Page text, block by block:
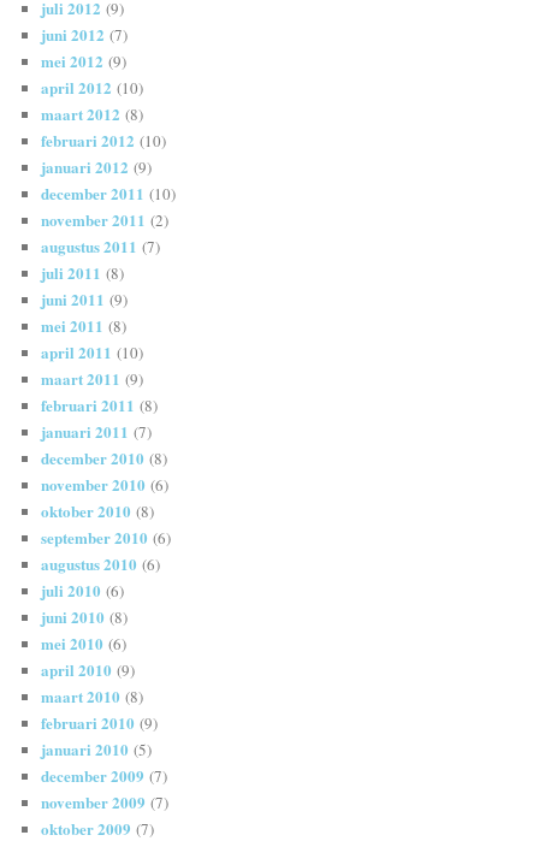
juli 2012 (9)
juni 2012 (7)
mei 2012 (9)
april 2012 (10)
maart 2012 (8)
februari 2012 (10)
januari 2012 (9)
december 2011 (10)
november 2011 (2)
augustus 2011 (7)
juli 2011 (8)
juni 2011 (9)
mei 2011 (8)
april 2011 (10)
maart 2011 (9)
februari 2011 (8)
januari 2011 (7)
december 2010 (8)
november 2010 (6)
oktober 2010 (8)
september 2010 (6)
augustus 2010 (6)
juli 2010 (6)
juni 2010 (8)
mei 2010 (6)
april 2010 (9)
maart 2010 (8)
februari 2010 (9)
januari 2010 (5)
december 2009 (7)
november 2009 (7)
oktober 2009 (7)